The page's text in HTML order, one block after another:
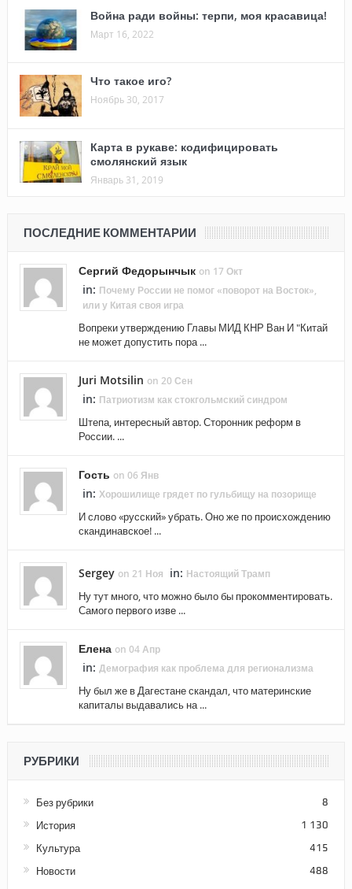
Война ради войны: терпи, моя красавица!
Март 16, 2022
Что такое иго?
Ноябрь 30, 2017
Карта в рукаве: кодифицировать
смолянский язык
Январь 31, 2019
ПОСЛЕДНИЕ КОММЕНТАРИИ
Сергий Федорынчык on 17 Окт
in: Почему России не помог «поворот на Восток»,
или у Китая своя игра
Вопреки утверждению Главы МИД КНР Ван И "Китай
не может допустить пора ...
Juri Motsilin on 20 Сен
in: Патриотизм как стокгольмский синдром
Штепа, интересный автор. Сторонник реформ в
России. ...
Гость on 06 Янв
in: Хорошилище грядет по гульбищу на позорище
И слово «русский» убрать. Оно же по происхождению
скандинавское! ...
Sergey on 21 Ноя in: Настоящий Трамп
Ну тут много, что можно было бы прокомментировать.
Самого первого изве ...
Елена on 04 Апр
in: Демография как проблема для регионализма
Ну был же в Дагестане скандал, что материнские
капиталы выдавались на ...
РУБРИКИ
Без рубрики 8
История 1 130
Культура 415
Новости 488